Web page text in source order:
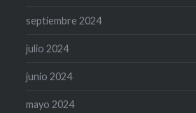
septiembre 2024
julio 2024
junio 2024
mayo 2024